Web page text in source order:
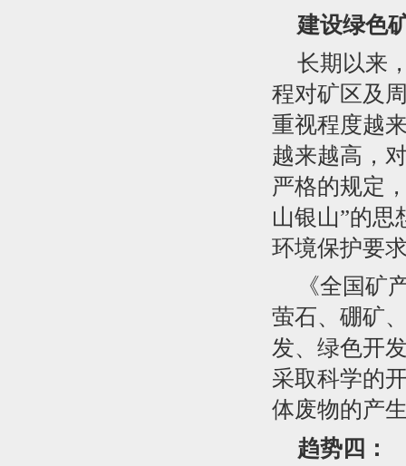
建设绿色
长期以来
程对矿区及
重视程度越
越来越高，
严格的规定
山银山”的思
环境保护要
《全国矿
萤石、硼矿
发、绿色开
采取科学的
体废物的产
趋势四：